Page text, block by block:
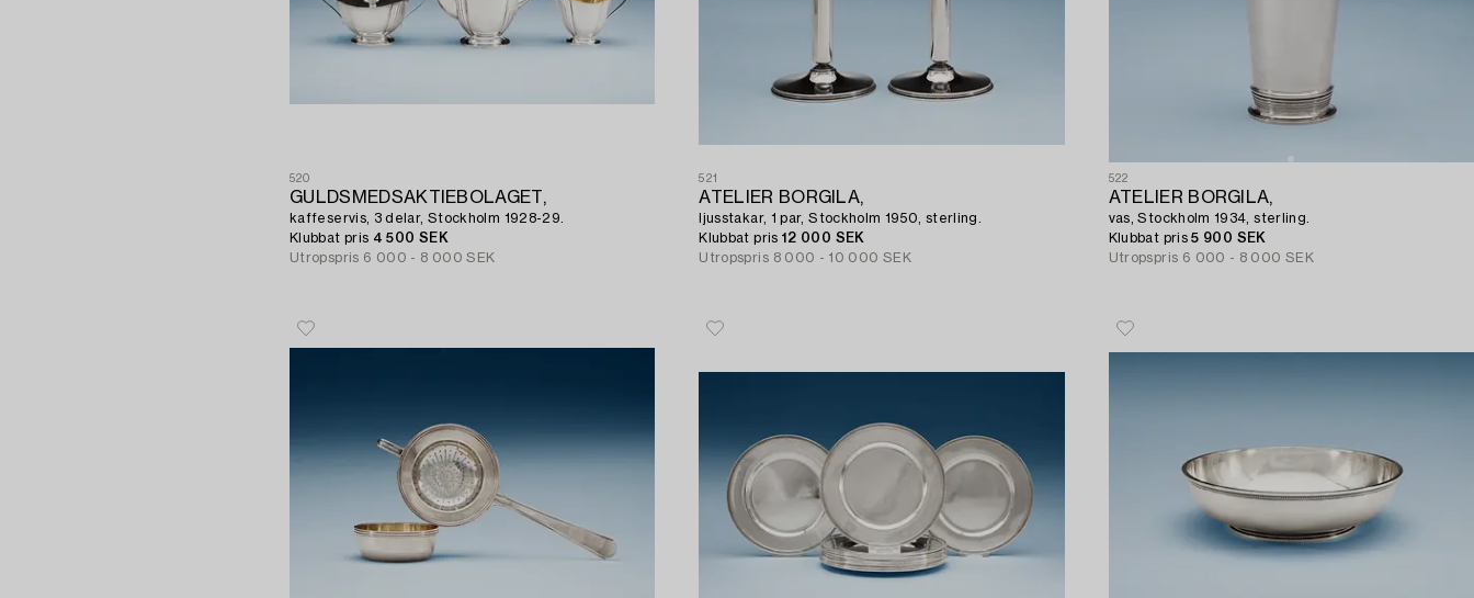
520
GULDSMEDSAKTIEBOLAGET,
kaffeservis, 3 delar, Stockholm 1928-29.
Klubbat pris 4 500 SEK
Utropspris 6 000 - 8 000 SEK
521
ATELIER BORGILA,
ljusstakar, 1 par, Stockholm 1950, sterling.
Klubbat pris12 000 SEK
Utropspris 8 000 - 10 000 SEK
522
ATELIER BORGILA,
vas, Stockholm 1934, sterling.
Klubbat pris5 900 SEK
Utropspris 6 000 - 8 000 SEK